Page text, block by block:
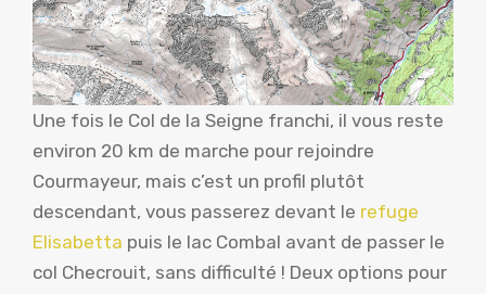
Une fois le Col de la Seigne franchi, il vous reste
environ 20 km de marche pour rejoindre
Courmayeur, mais c’est un profil plutôt
descendant, vous passerez devant le refuge
Elisabetta puis le lac Combal avant de passer le
col Checrouit, sans difficulté ! Deux options pour